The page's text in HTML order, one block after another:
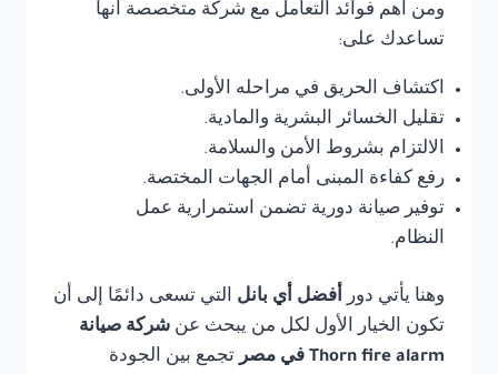
ومن أهم فوائد التعامل مع شركة متخصصة أنها
تساعدك على:
اكتشاف الحريق في مراحله الأولى.
تقليل الخسائر البشرية والمادية.
الالتزام بشروط الأمن والسلامة.
رفع كفاءة المبنى أمام الجهات المختصة.
توفير صيانة دورية تضمن استمرارية عمل
النظام.
وهنا يأتي دور أفضل أي بانل التي تسعى دائمًا إلى أن
تكون الخيار الأول لكل من يبحث عن شركة صيانة
Thorn fire alarm في مصر
تجمع بين الجودة